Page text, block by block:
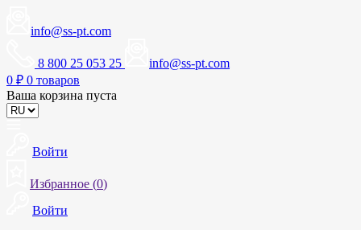
info@ss-pt.com
8 800 25 053 25
info@ss-pt.com
0 ₽ 0 товаров
Ваша корзина пуста
Войти
Избранное (0)
Войти